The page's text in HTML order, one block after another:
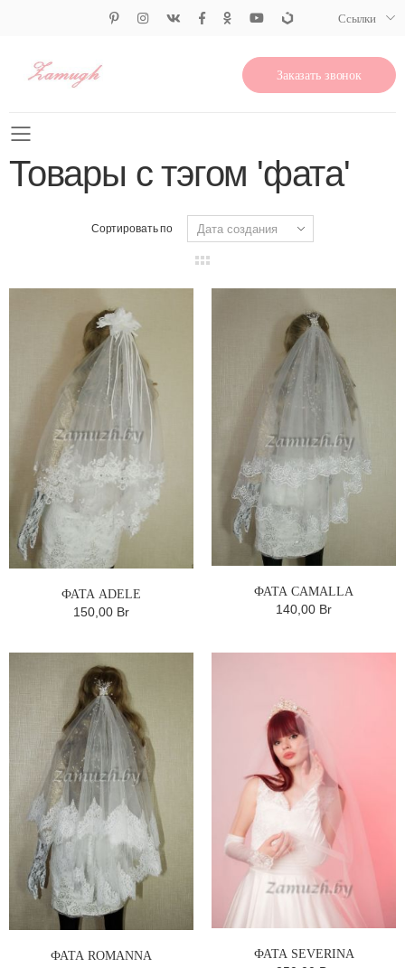
Ссылки
Заказать звонок
Свернуть меню
Товары с тэгом 'фата'
Сортировать по
ФАТА ADELE
150,00 Br
ФАТА CAMALLA
140,00 Br
ФАТА ROMANNA ФАТА SEVERINA